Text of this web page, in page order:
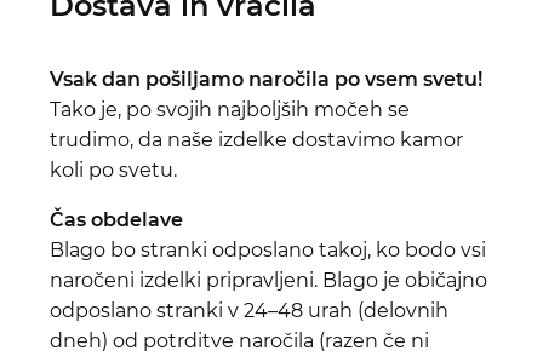
Vsak dan pošiljamo naročila po vsem svetu!
Tako je, po svojih najboljših močeh se
trudimo, da naše izdelke dostavimo kamor
koli po svetu.
Čas obdelave
Blago bo stranki odposlano takoj, ko bodo vsi
naročeni izdelki pripravljeni. Blago je običajno
odposlano stranki v 24–48 urah (delovnih
dneh) od potrditve naročila (razen če ni